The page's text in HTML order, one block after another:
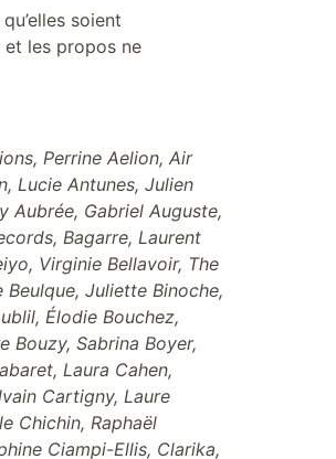
soient
et les propos ne
Perrine Aelion, Air
Lucie Antunes, Julien
Aubrée, Gabriel Auguste,
Bagarre, Laurent
Virginie Bellavoir, The
Juliette Binoche,
Élodie Bouchez,
Bouzy, Sabrina Boyer,
Laura Cahen,
Cartigny, Laure
Chichin, Raphaël
Ciampi-Ellis, Clarika,